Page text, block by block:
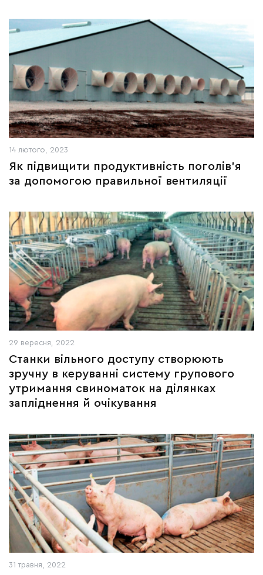
14 лютого, 2023
Як підвищити продуктивність поголів’я
за допомогою правильної вентиляції
29 вересня, 2022
Станки вільного доступу створюють
зручну в керуванні систему групового
утримання свиноматок на ділянках
запліднення й очікування
31 травня, 2022